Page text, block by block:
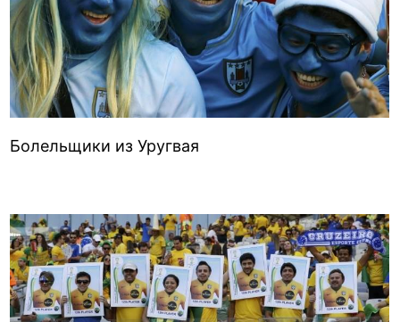
Болельщики из Уругвая